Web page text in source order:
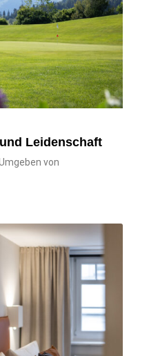
Leidenschaft
von